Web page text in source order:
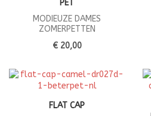
PET
MODIEUZE DAMES
ZOMERPETTEN
€ 20,00
FLAT CAP